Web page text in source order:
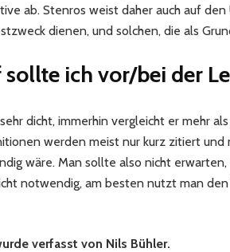
ab. Stenros weist daher auch auf
dienen, und solchen, die als
sollte ich vor/bei der
dicht, immerhin vergleicht er mehr
werden meist nur kurz zitiert
wäre. Man sollte also nicht
notwendig, am besten nutzt man
verfasst von Nils Bühler.